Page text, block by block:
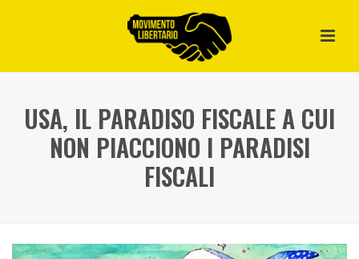
USA, IL PARADISO FISCALE A CUI
NON PIACCIONO I PARADISI
FISCALI